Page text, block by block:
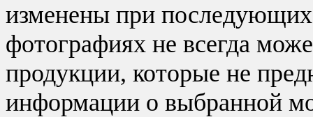
изменены при последующих
фотографиях не всегда
продукции, которые не
информации о выбранной